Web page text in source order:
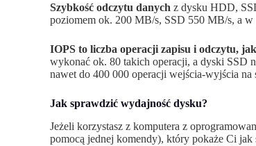
Szybkość odczytu danych z dysku HDD,
poziomem ok. 200 MB/s, SSD 550 MB/s, a
IOPS to liczba operacji zapisu i odczytu,
wykonać ok. 80 takich operacji, a dyski SSD
nawet do 400 000 operacji wejścia-wyjścia na
Jak sprawdzić wydajność dysku?
Jeżeli korzystasz z komputera z
pomocą jednej komendy), który pokaże Ci